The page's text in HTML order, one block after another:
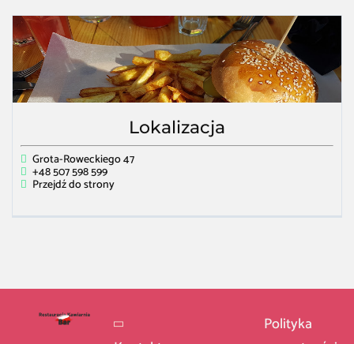
Lokalizacja
Grota-Roweckiego 47
+48 507 598 599
Przejdź do strony
Polityka